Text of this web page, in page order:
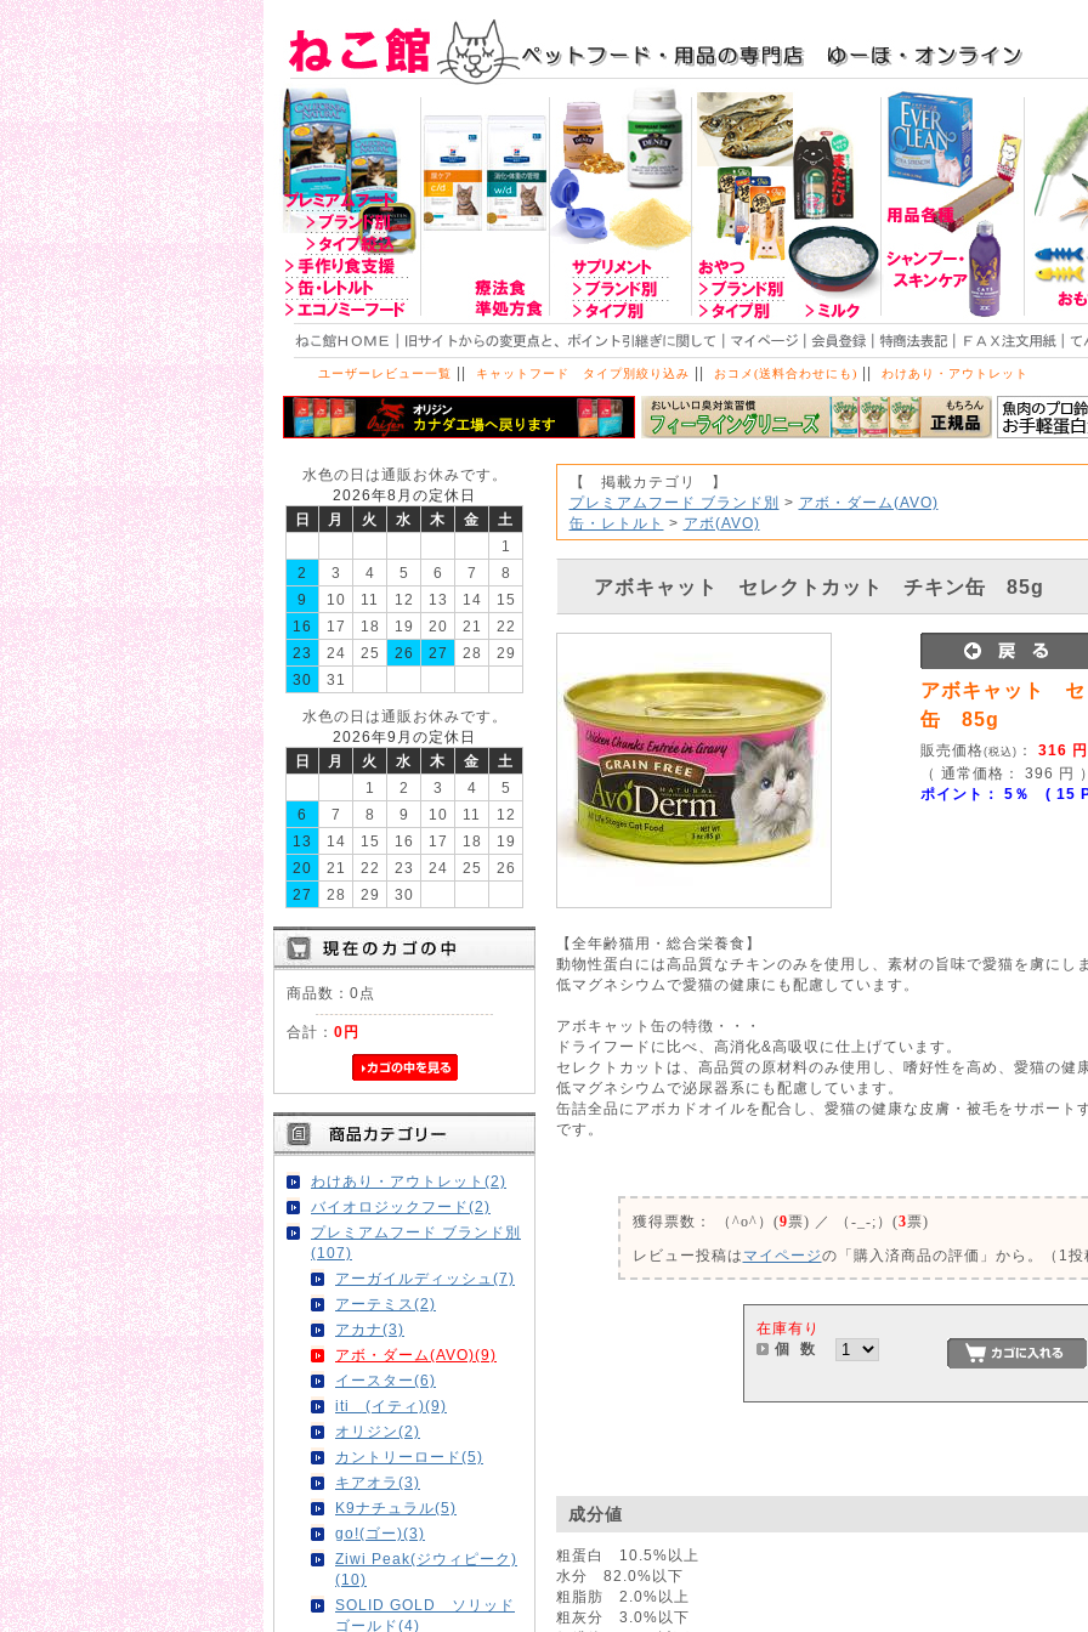
ユーザーレビュー一覧 || キャットフード タイプ別絞り込み || おコメ(送料合わせにも) || わけあり・アウトレット
水色の日は通販お休みです。
2026年8月の定休日
日
月 火 水 木 金
土
1
2
3 4 5 6 7
8
9
10 11 12 13 14
15
16
17 18 19 20 21
22
23
24 25 26 27 28
29
30
31
水色の日は通販お休みです。
2026年9月の定休日
日
月 火 水 木 金
土
1
2 3 4
5
6
7 8 9 10 11
12
13
14 15 16 17 18
19
20
21 22 23 24 25
26
27
28 29 30
商品数：0点
合計： 0円
わけあり・アウトレット(2)
バイオロジックフード(2)
プレミアムフード ブランド別
(107)
アーガイルディッシュ(7)
アーテミス(2)
アカナ(3)
アボ・ダーム(AVO)(9)
イースター(6)
iti (イティ)(9)
オリジン(2)
カントリーロード(5)
キアオラ(3)
K9ナチュラル(5)
go!(ゴー)(3)
Ziwi Peak(ジウィピーク)
(10)
SOLID GOLD ソリッド
ゴールド(4)
【 掲載カテゴリ 】
プレミアムフード ブランド別 > アボ・ダーム(AVO)
缶・レトルト
> アボ(AVO)
アボキャット セレクトカット チキン缶 85g
アボキャット
缶 85g
販売価格(税込) ： 316 円
（ 通常価格： 396 円
ポイント： 5％ ( 15
【全年齢猫用・総合栄養食】
動物性蛋白には高品質なチキンのみを使用し、素材の旨味で愛猫を虜にし
低マグネシウムで愛猫の健康にも配慮しています。
アボキャット缶の特徴・・・
ドライフードに比べ、高消化&高吸収に仕上げています。
セレクトカットは、高品質の原材料のみ使用し、嗜好性を高め、愛猫の健
低マグネシウムで泌尿器系にも配慮しています。
缶詰全品にアボカドオイルを配合し、愛猫の健康な皮膚・被毛をサポート
です。
獲得票数： （^o^）(9票) ／ （-_-;）(3票)
レビュー投稿は マイページの「購入済商品の評価」から。（1
在庫有り
個 数
成分値
粗蛋白 10.5%以上
水分 82.0%以下
粗脂肪 2.0%以上
粗灰分 3.0%以下